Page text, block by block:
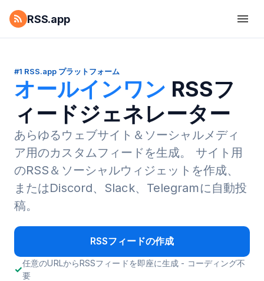
RSS.app
#1 RSS.app プラットフォーム
オールインワン RSSフ
ィードジェネレーター
あらゆるウェブサイト＆ソーシャルメディ
ア用のカスタムフィードを生成。
サイト用
のRSS＆ソーシャルウィジェットを作成、
またはDiscord、Slack、Telegramに自動投
稿。
RSSフィードの作成
任意のURLからRSSフィードを即座に生成 - コーディング不
要